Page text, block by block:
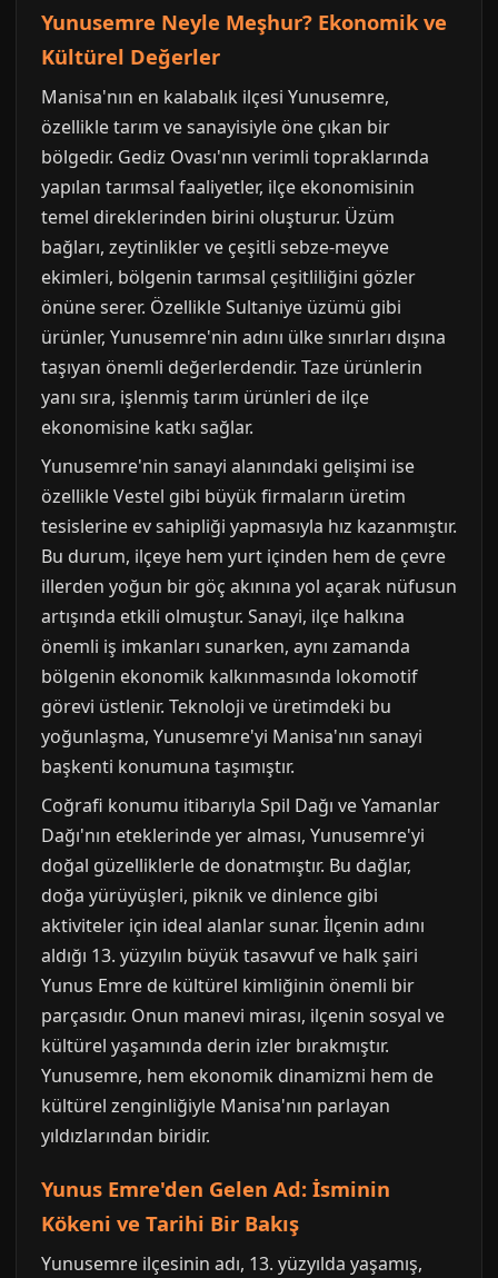
Yunusemre Neyle Meşhur? Ekonomik ve
Kültürel Değerler
Manisa'nın en kalabalık ilçesi Yunusemre,
özellikle tarım ve sanayisiyle öne çıkan bir
bölgedir. Gediz Ovası'nın verimli topraklarında
yapılan tarımsal faaliyetler, ilçe ekonomisinin
temel direklerinden birini oluşturur. Üzüm
bağları, zeytinlikler ve çeşitli sebze-meyve
ekimleri, bölgenin tarımsal çeşitliliğini gözler
önüne serer. Özellikle Sultaniye üzümü gibi
ürünler, Yunusemre'nin adını ülke sınırları dışına
taşıyan önemli değerlerdendir. Taze ürünlerin
yanı sıra, işlenmiş tarım ürünleri de ilçe
ekonomisine katkı sağlar.
Yunusemre'nin sanayi alanındaki gelişimi ise
özellikle Vestel gibi büyük firmaların üretim
tesislerine ev sahipliği yapmasıyla hız kazanmıştır.
Bu durum, ilçeye hem yurt içinden hem de çevre
illerden yoğun bir göç akınına yol açarak nüfusun
artışında etkili olmuştur. Sanayi, ilçe halkına
önemli iş imkanları sunarken, aynı zamanda
bölgenin ekonomik kalkınmasında lokomotif
görevi üstlenir. Teknoloji ve üretimdeki bu
yoğunlaşma, Yunusemre'yi Manisa'nın sanayi
başkenti konumuna taşımıştır.
Coğrafi konumu itibarıyla Spil Dağı ve Yamanlar
Dağı'nın eteklerinde yer alması, Yunusemre'yi
doğal güzelliklerle de donatmıştır. Bu dağlar,
doğa yürüyüşleri, piknik ve dinlence gibi
aktiviteler için ideal alanlar sunar. İlçenin adını
aldığı 13. yüzyılın büyük tasavvuf ve halk şairi
Yunus Emre de kültürel kimliğinin önemli bir
parçasıdır. Onun manevi mirası, ilçenin sosyal ve
kültürel yaşamında derin izler bırakmıştır.
Yunusemre, hem ekonomik dinamizmi hem de
kültürel zenginliğiyle Manisa'nın parlayan
yıldızlarından biridir.
Yunus Emre'den Gelen Ad: İsminin
Kökeni ve Tarihi Bir Bakış
Yunusemre ilçesinin adı, 13. yüzyılda yaşamış,